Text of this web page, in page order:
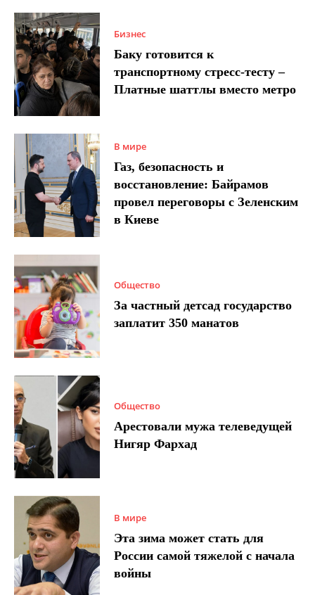
Бизнес
Баку готовится к
транспортному стресс-тесту –
Платные шаттлы вместо метро
В мире
Газ, безопасность и
восстановление: Байрамов
провел переговоры с Зеленским
в Киеве
Общество
За частный детсад государство
заплатит 350 манатов
Общество
Арестовали мужа телеведущей
Нигяр Фархад
В мире
Эта зима может стать для
России самой тяжелой с начала
войны